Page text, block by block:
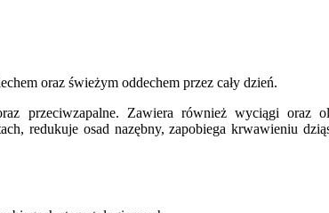
oraz świeżym oddechem przez cały dzień.
przeciwzapalne. Zawiera również wyciągi oraz
redukuje osad nazębny, zapobiega krwawieniu